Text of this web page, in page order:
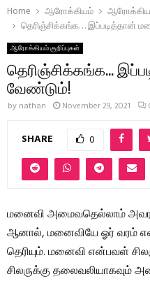
Home ஆரோக்கியம்
தெரிஞ்சிக்கங்க… இப்படித்தான்
ஆரோக்கியம் குறிப்புகள்
தெரிஞ்சிக்கங்க…
வேண்டும்!
by nathan November 29, 2021
SHARE 0
மனைவி அமைவதெல்லாம்
ஆனால், மனைவியே ஓர் வரம்
தெரியும். மனைவி என்பவள்
சிலருக்கு தலைவலியாகவும்